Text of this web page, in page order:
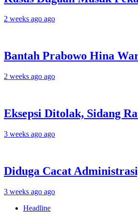
2 weeks ago ago
Bantah Prabowo Hina
2 weeks ago ago
Eksepsi Ditolak, Sidang
3 weeks ago ago
Diduga Cacat
3 weeks ago ago
Headline